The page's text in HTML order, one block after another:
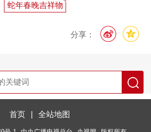
蛇年春晚吉祥物
分享：
首页 全站地图